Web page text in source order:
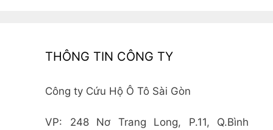
THÔNG TIN CÔNG TY
Công ty Cứu Hộ Ô Tô Sài Gòn
VP: 248 Nơ Trang Long, P.11, Q.Bình